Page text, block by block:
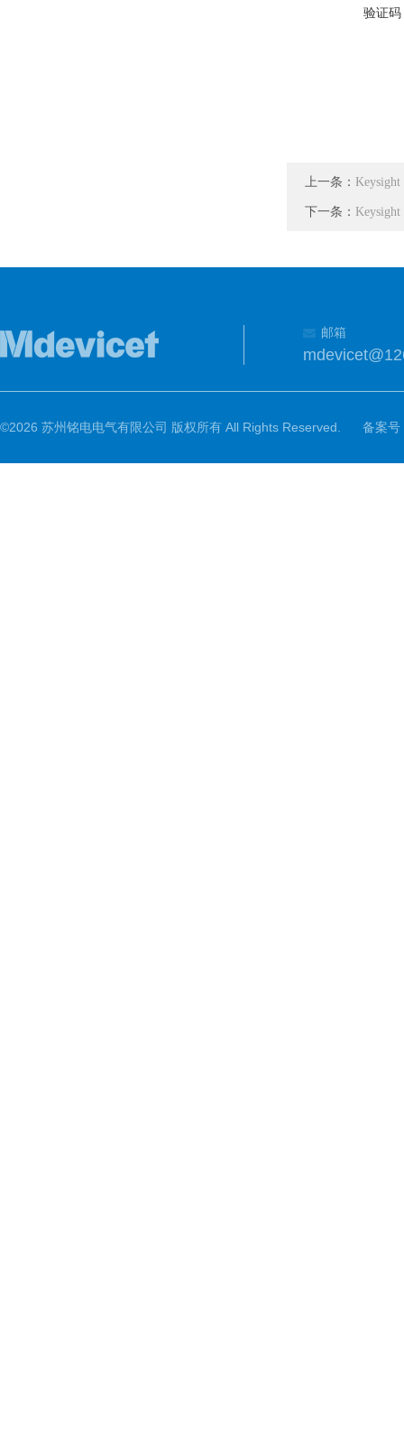
验证码
上一条：
下一条：
邮箱
©2026 苏州铭电电气有限公司 版权所有 All Rights Reserved. 备案号